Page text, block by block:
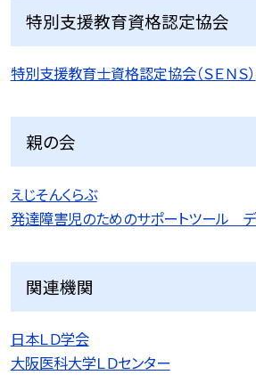
特別支援教育資格認定協会
特別支援教育士資格認定協会（ＳＥＮＳ）
親の会
えじそんくらぶ
発達障害児のためのサポートツール
関連機関
日本ＬＤ学会
大阪医科大学ＬＤセンター